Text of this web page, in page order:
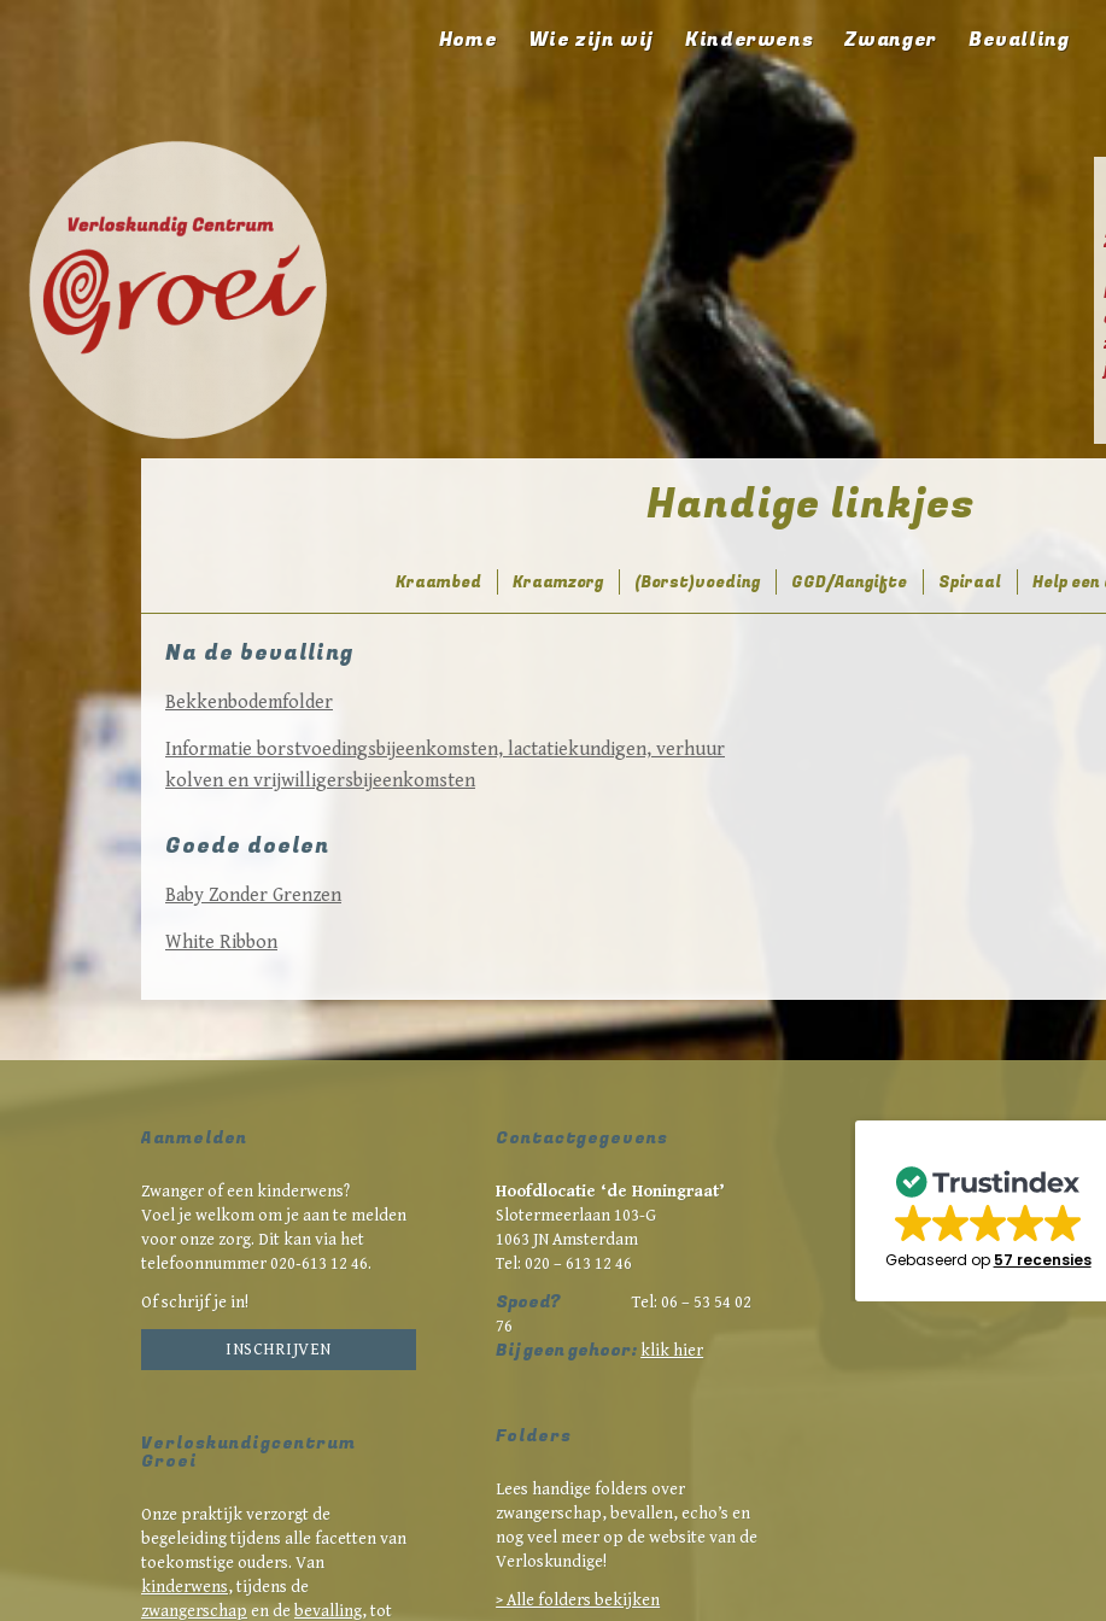
Home Wie zijn wij Kinderwens Zwanger Bevalling
Handige linkjes
Kraambed Kraamzorg (Borst)voeding GGD/Aangifte Spiraal Help
Na de bevalling
Bekkenbodemfolder
Informatie borstvoedingsbijeenkomsten, lactatiekundigen, verhuur
kolven en vrijwilligersbijeenkomsten
Goede doelen
Baby Zonder Grenzen
White Ribbon
Aanmelden
Zwanger of een kinderwens?
Voel je welkom om je aan te melden
voor onze zorg. Dit kan via het
telefoonnummer 020‑613 12 46.
Of schrijf je in!
INSCHRIJVEN
Verloskundigcentrum
Groei
Onze praktijk verzorgt de
begeleiding tijdens alle facetten van
toekomstige ouders. Van
kinderwens, tijdens de
zwangerschap en debevalling, tot
Contactgegevens
Hoofdlocatie ‘de Honingraat’
Slotermeerlaan 103-G
1063 JN Amsterdam
Tel: 020 – 613 12 46
Spoed?
Tel: 06 – 53 54 02
76
Bij geen gehoor: klik hier
Folders
Lees handige folders over
zwangerschap, bevallen, echo’s en
nog veel meer op de website van de
Verloskundige!
> Alle folders bekijken
Gebaseerd op 57 recensies